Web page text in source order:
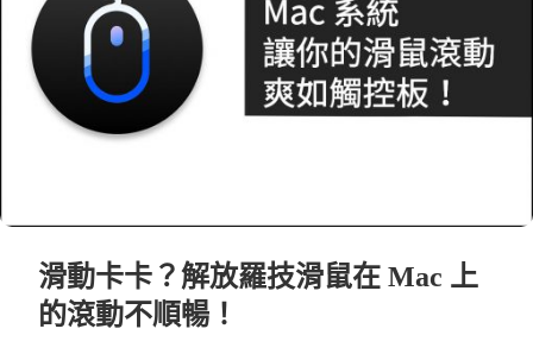
滑動卡卡？解放羅技滑鼠在 Mac 上
的滾動不順暢！